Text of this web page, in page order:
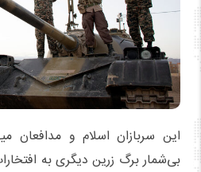
این سربازان اسلام و مدافعان
بی‌شمار برگ زرین دیگری به